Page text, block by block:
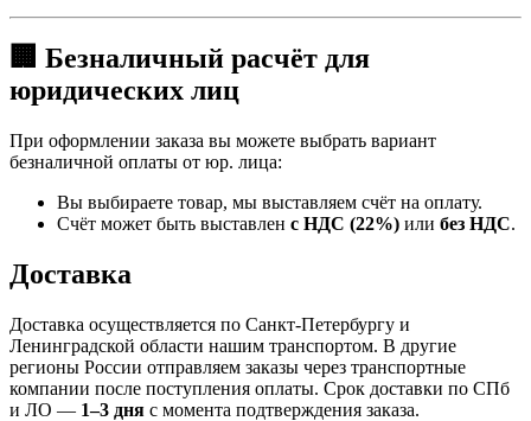
🏢 Безналичный расчёт для
юридических лиц
При оформлении заказа вы можете выбрать вариант
безналичной оплаты от юр. лица:
Вы выбираете товар, мы выставляем счёт на оплату.
Счёт может быть выставлен с НДС (22%) или без НДС.
Доставка
Доставка осуществляется по Санкт-Петербургу и
Ленинградской области нашим транспортом. В другие
регионы России отправляем заказы через транспортные
компании после поступления оплаты. Срок доставки по СПб
и ЛО — 1–3 дня с момента подтверждения заказа.